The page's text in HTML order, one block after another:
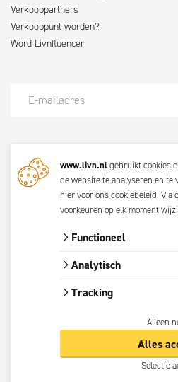
Verkooppartners
Verkooppunt worden?
Word Livnfluencer
De beste klustips en aanbiedingen
je dan nu in voor de Livn nieuwsbrief.
privacyverklaring.
Alle prijzen zijn
Algemene voorwaarden
Cookie-instellingen
www.livn.nlgebruikt cookies
de website te analyseren en te
hier voor ons cookiebeleid. Via
voorkeuren op elk moment
Functioneel
Analytisch
Tracking
Selectie
Alles
Alleen